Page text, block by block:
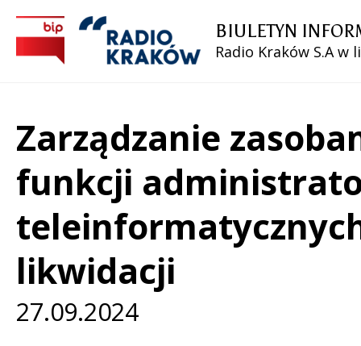
BIULETYN
Radio Kraków S.A w
Zarządzanie
funkcji
likwidacji
27.09.2024